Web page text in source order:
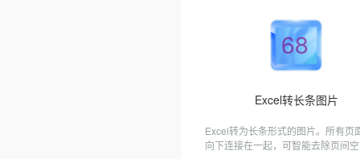
68
Excel转长条图片
Excel转为长条形式的图片。所有页
向下连接在一起，可智能去除页间